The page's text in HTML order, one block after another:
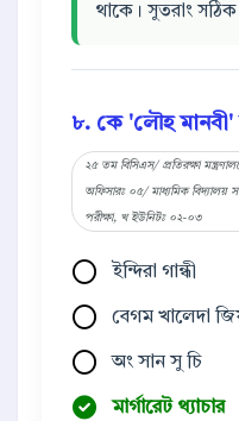
থাকে। সুতরাং
৮. কে 'লৌহ মানবী'
২৫ তম বিসিএস/ প্রতিরক্ষা
অফিসারঃ ০৫/ মাধ্যমিক বিদ্যালয়
পরীক্ষা, খ ইউনিটঃ ০২-০৩
ইন্দিরা গান্ধী
বেগম খালেদা
অং সান সু চি
মার্গারেট থ্যাচার